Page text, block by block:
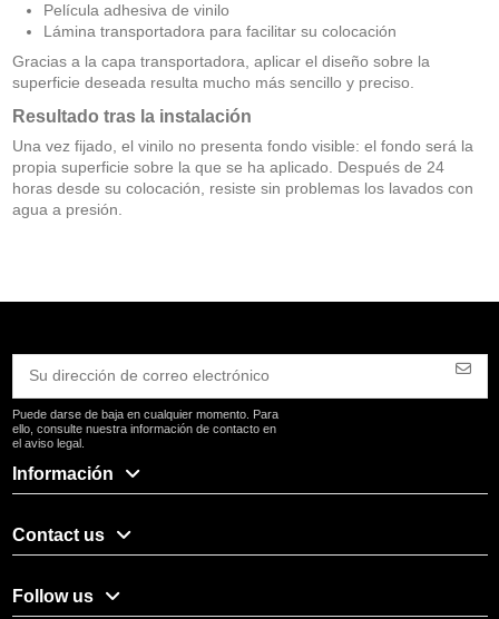
Película adhesiva de vinilo
Lámina transportadora para facilitar su colocación
Gracias a la capa transportadora, aplicar el diseño sobre la
superficie deseada resulta mucho más sencillo y preciso.
Resultado tras la instalación
Una vez fijado, el vinilo no presenta fondo visible: el fondo será la
propia superficie sobre la que se ha aplicado. Después de 24
horas desde su colocación, resiste sin problemas los lavados con
agua a presión.
Puede darse de baja en cualquier momento. Para
ello, consulte nuestra información de contacto en
el aviso legal.
Información
Contact us
Follow us